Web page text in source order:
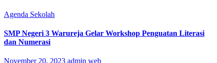
Agenda Sekolah
SMP Negeri 3 Warureja Gelar Workshop Penguatan Literasi
dan Numerasi
November 20, 2023 admin web